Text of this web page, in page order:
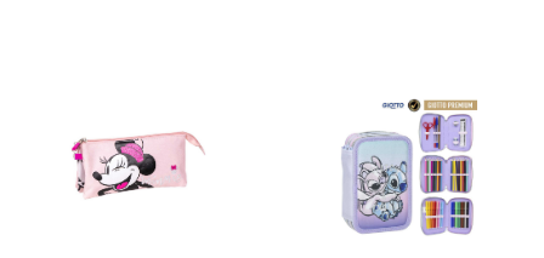
41 42